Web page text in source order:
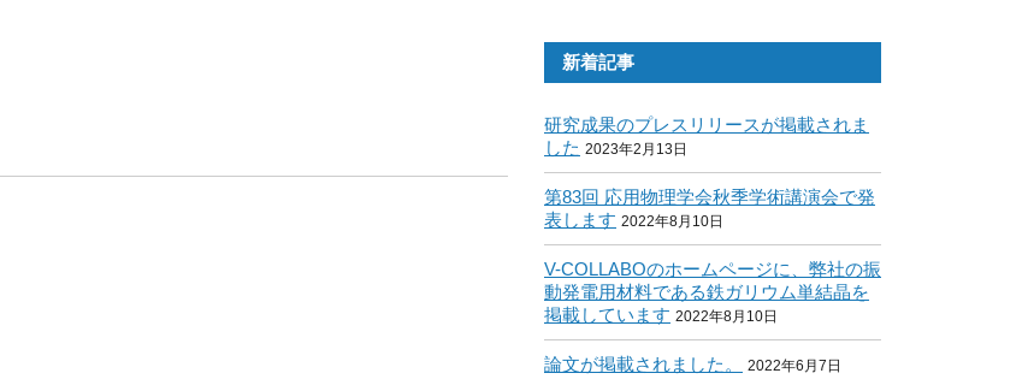
新着記事
研究成果のプレスリリースが掲載されま
した 2023年2月13日
第83回 応用物理学会秋季学術講演会で発
表します 2022年8月10日
V-COLLABOのホームページに、弊社の振
動発電用材料である鉄ガリウム単結晶を
掲載しています 2022年8月10日
論文が掲載されました。 2022年6月7日